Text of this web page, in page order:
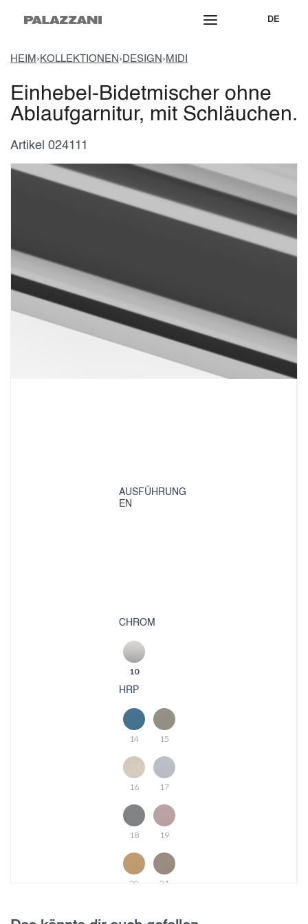
DE
HEIM › KOLLEKTIONEN › DESIGN › MIDI
Einhebel-Bidetmischer ohne
Ablaufgarnitur, mit Schläuchen.
Artikel 024111
AUSFÜHRUNG
EN
CHROM
10
HRP
14 15
16 17
18 19
20 21